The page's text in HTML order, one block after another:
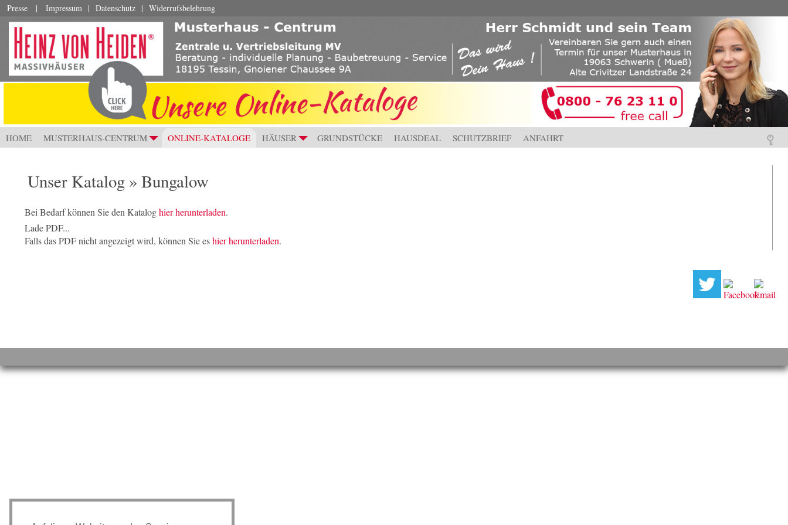
Presse | Impressum | Datenschutz | Widerrufsbelehrung
HOME
+
MUSTERHAUS-CENTRUM ONLINE-KATALOGE
+
HÄUSER GRUNDSTÜCKE HAUSDEAL SCHUTZBRIEF ANFAHRT
Unser Katalog » Bungalow
Bei Bedarf können Sie den Kataloghier herunterladen.
Lade PDF...
Falls das PDF nicht angezeigt wird, können Sie eshier herunterladen.